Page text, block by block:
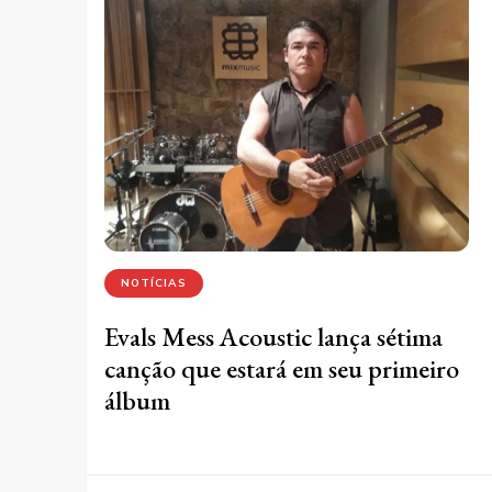
NOTÍCIAS
Evals Mess Acoustic lança sétima
canção que estará em seu primeiro
álbum